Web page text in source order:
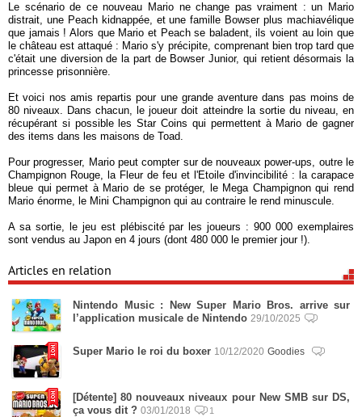
Le scénario de ce nouveau Mario ne change pas vraiment : un Mario
distrait, une Peach kidnappée, et une famille Bowser plus machiavélique
que jamais ! Alors que Mario et Peach se baladent, ils voient au loin que
le château est attaqué : Mario s'y précipite, comprenant bien trop tard que
c'était une diversion de la part de Bowser Junior, qui retient désormais la
princesse prisonnière.
Et voici nos amis repartis pour une grande aventure dans pas moins de
80 niveaux. Dans chacun, le joueur doit atteindre la sortie du niveau, en
récupérant si possible les Star Coins qui permettent à Mario de gagner
des items dans les maisons de Toad.
Pour progresser, Mario peut compter sur de nouveaux power-ups, outre le
Champignon Rouge, la Fleur de feu et l'Etoile d'invincibilité : la carapace
bleue qui permet à Mario de se protéger, le Mega Champignon qui rend
Mario énorme, le Mini Champignon qui au contraire le rend minuscule.
A sa sortie, le jeu est plébiscité par les joueurs : 900 000 exemplaires
sont vendus au Japon en 4 jours (dont 480 000 le premier jour !).
Articles en relation
Nintendo Music : New Super Mario Bros. arrive sur
l’application musicale de Nintendo 29/10/2025
Super Mario le roi du boxer 10/12/2020 Goodies
[Détente] 80 nouveaux niveaux pour New SMB sur DS,
ça vous dit ? 03/01/2018 1